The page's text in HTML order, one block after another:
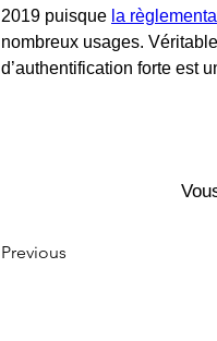
2019 puisque la
nombreux usages.
d’authentification forte est
Previous